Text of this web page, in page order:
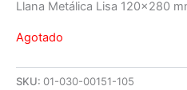
Llana Metálica Lisa 120×280
Agotado
SKU: 01-030-00151-105